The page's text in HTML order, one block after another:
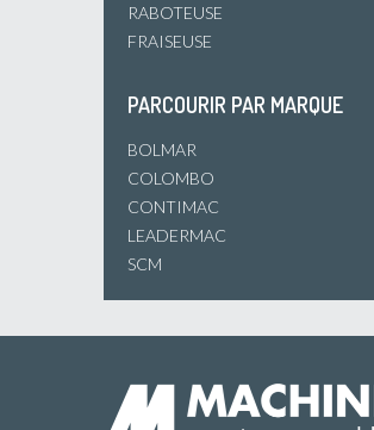
RABOTEUSE
FRAISEUSE
PARCOURIR PAR MARQUE
BOLMAR
COLOMBO
CONTIMAC
LEADERMAC
SCM